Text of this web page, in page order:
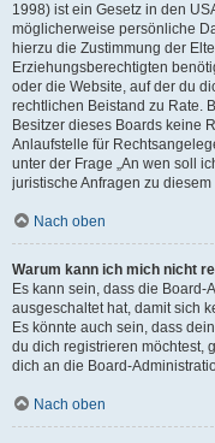
1998) ist ein Gesetz in den
möglicherweise persönliche
hierzu die Zustimmung der
Erziehungsberechtigten
oder die Website, auf der du
rechtlichen Beistand zu Rate.
Besitzer dieses Boards keine
Anlaufstelle für
unter der Frage „An wen soll
juristische Anfragen zu
Nach oben
Warum kann ich mich nicht
Es kann sein, dass die
ausgeschaltet hat, damit sich
Es könnte auch sein, dass
du dich registrieren möchtest,
dich an die Board-
Nach oben